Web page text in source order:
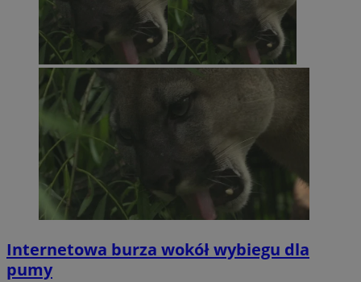
Internetowa burza wokół wybiegu dla
pumy